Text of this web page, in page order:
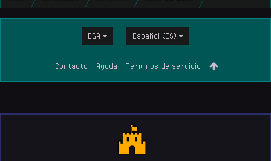
EGA Español (ES)
Contacto Ayuda Términos de servicio